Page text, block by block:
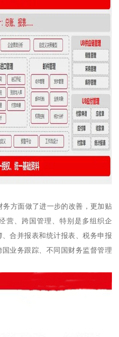
务方面做了进一步的改善，更加贴
营、跨国管理、特别是多组织企
合并报表和统计报表、税务申报
业务跟踪、不同国财务监督管理